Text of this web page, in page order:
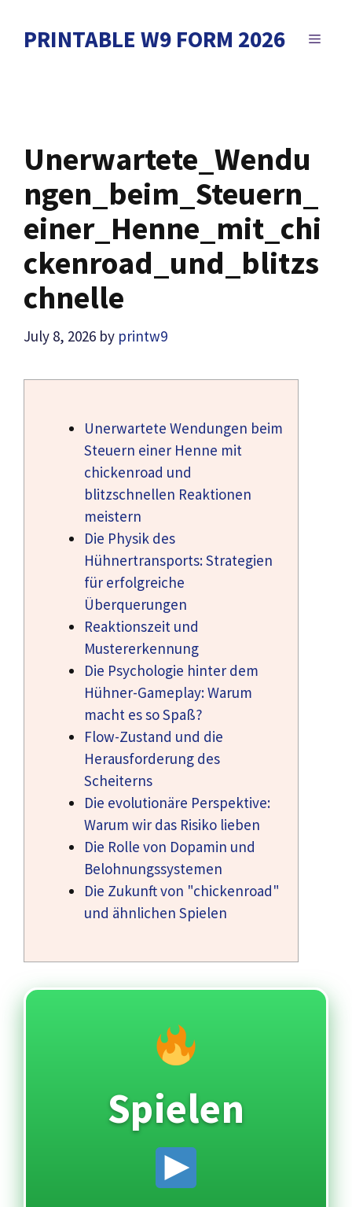
PRINTABLE W9 FORM 2026 MENU
Unerwartete_Wendu
ngen_beim_Steuern_
einer_Henne_mit_chi
ckenroad_und_blitzs
chnelle
July 8, 2026 by printw9
Unerwartete Wendungen beim
Steuern einer Henne mit
chickenroad und
blitzschnellen Reaktionen
meistern
Die Physik des
Hühnertransports: Strategien
für erfolgreiche
Überquerungen
Reaktionszeit und
Mustererkennung
Die Psychologie hinter dem
Hühner-Gameplay: Warum
macht es so Spaß?
Flow-Zustand und die
Herausforderung des
Scheiterns
Die evolutionäre Perspektive:
Warum wir das Risiko lieben
Die Rolle von Dopamin und
Belohnungssystemen
Die Zukunft von "chickenroad"
und ähnlichen Spielen
Spielen